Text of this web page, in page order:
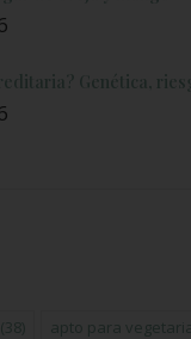
Genética,
(38) apto para